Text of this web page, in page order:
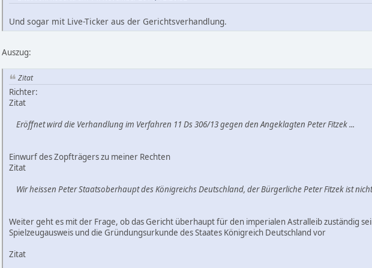
Und sogar mit Live-Ticker aus der Gerichtsverhandlung.
Auszug:
Zitat
Richter:
Zitat
Eröffnet wird die Verhandlung im Verfahren 11 Ds 306/13 gegen den Angeklagten Peter Fitzek ...
Einwurf des Zopfträgers zu meiner Rechten
Zitat
Wir heissen Peter Staatsoberhaupt des Königreichs Deutschland, der Bürgerliche Peter Fitzek ist
Weiter geht es mit der Frage, ob das Gericht überhaupt für den imperialen Astralleib zuständig
Spielzeugausweis und die Gründungsurkunde des Staates Königreich Deutschland vor
Zitat